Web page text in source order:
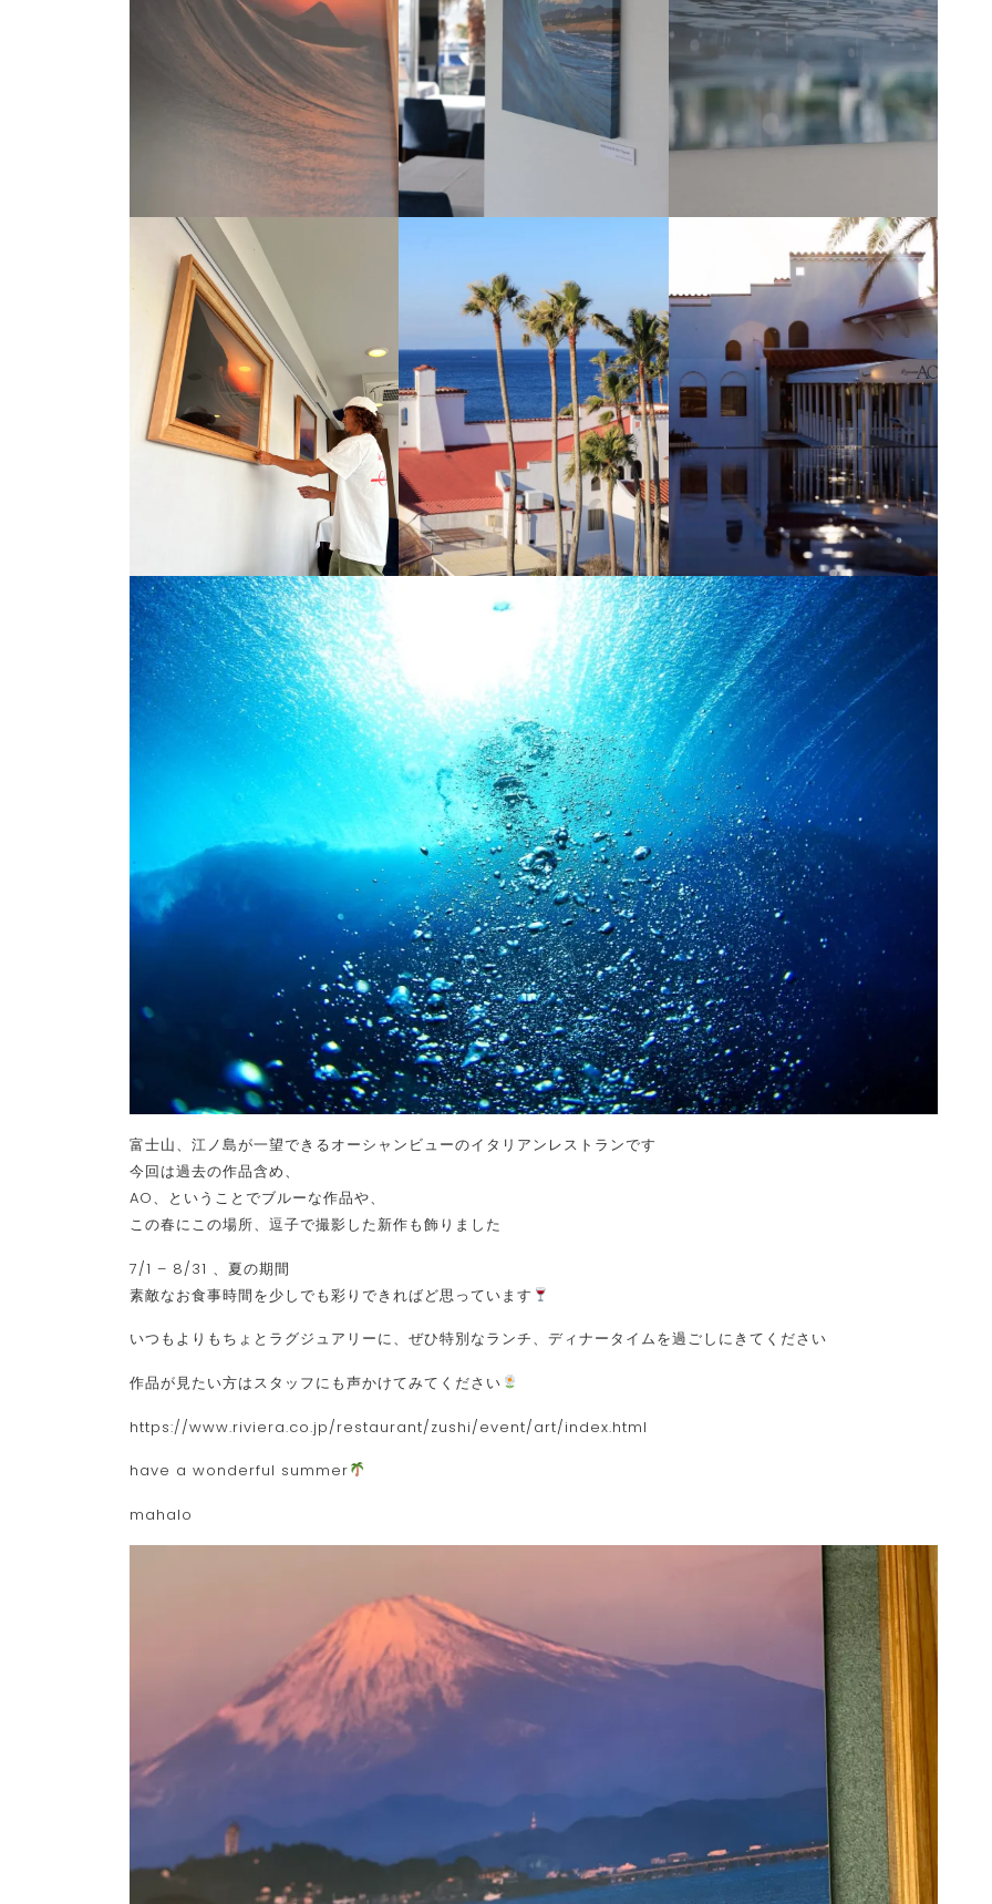
富士山、江ノ島が一望できるオーシャンビューのイタリアンレストランです
今回は過去の作品含め、
AO、ということでブルーな作品や、
この春にこの場所、逗子で撮影した新作も飾りました
7/1 – 8/31 、夏の期間
素敵なお食事時間を少しでも彩りできればど思っています
いつもよりもちょとラグジュアリーに、ぜひ特別なランチ、ディナータイムを過ごしにきてください
作品が見たい方はスタッフにも声かけてみてください
https://www.riviera.co.jp/restaurant/zushi/event/art/index.html
have a wonderful summer
mahalo